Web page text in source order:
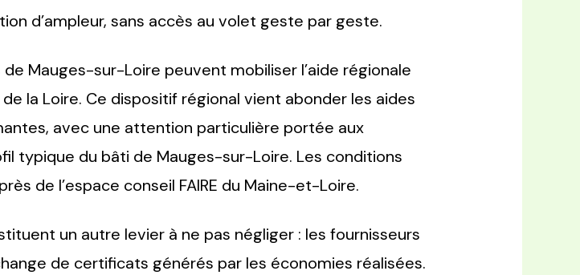
d’ampleur, sans accès au volet geste par geste.
Mauges-sur-Loire peuvent mobiliser l’aide régionale
la Loire. Ce dispositif régional vient abonder les aides
avec une attention particulière portée aux
typique du bâti de Mauges-sur-Loire. Les conditions
de l’espace conseil FAIRE du Maine-et-Loire.
un autre levier à ne pas négliger : les fournisseurs
de certificats générés par les économies réalisées.